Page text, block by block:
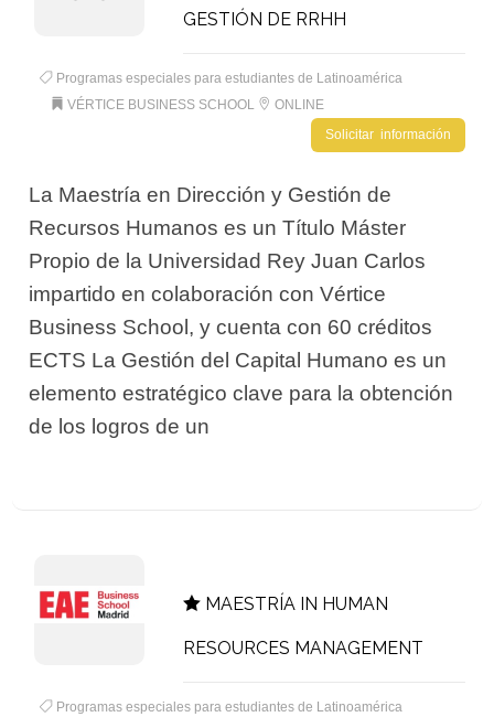
GESTIÓN DE RRHH
Programas especiales para estudiantes de Latinoamérica
VÉRTICE BUSINESS SCHOOL
ONLINE
Solicitar información
La Maestría en Dirección y Gestión de
Recursos Humanos es un Título Máster
Propio de la Universidad Rey Juan Carlos
impartido en colaboración con Vértice
Business School, y cuenta con 60 créditos
ECTS La Gestión del Capital Humano es un
elemento estratégico clave para la obtención
de los logros de un
MAESTRÍA IN HUMAN
RESOURCES MANAGEMENT
Programas especiales para estudiantes de Latinoamérica